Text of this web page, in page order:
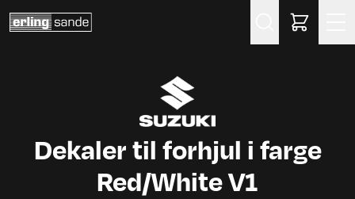
Dekaler til forhjul i farge
Red/White V1